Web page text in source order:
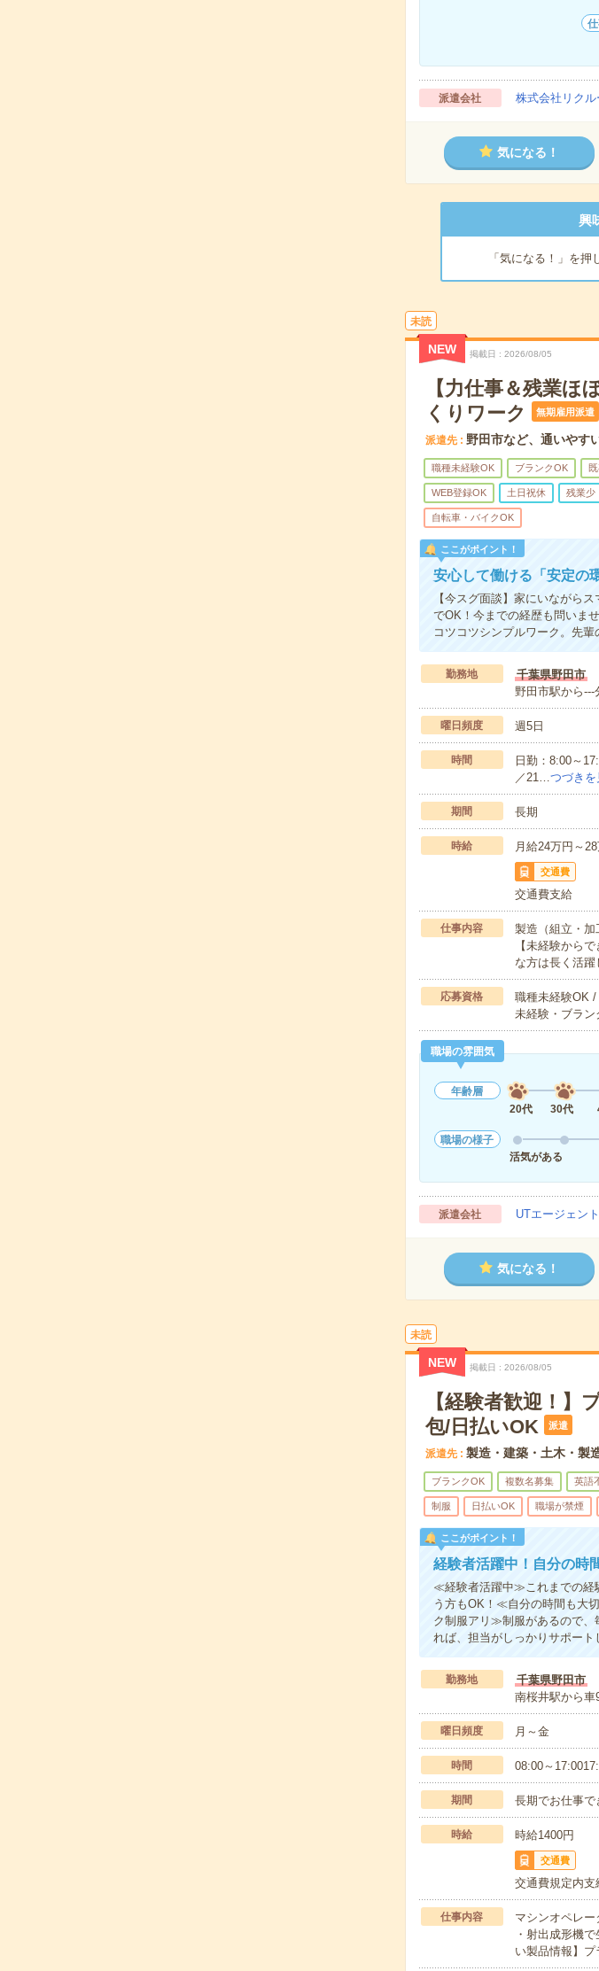
派遣会社 株式会社リク
気になる！
興
「気になる！」を押
未読
NEW 掲載日 2026/08/05
【力仕事＆残業
くりワーク
無期雇用派遣
派遣先 野田市など、通いやす
職種未経験OK ブランクOK
WEB登録OK 土日祝休 残業少
自転車・バイクOK
ここがポイント！
安心して働ける「安定の
【今スグ面談】家にいながら
でOK！今までの経歴も問いま
コツコツシンプルワーク。先
勤務地
千葉県野田市
野田市駅から---
曜日頻度 週5日
時間
日勤：8:00～
／21…つづきを
期間 長期
時給 月給24万円～
交通費
交通費支給
仕事内容
製造（組立・加
【未経験から
な方は長く活
応募資格
職種未経験OK
未経験・ブラ
職場の雰囲気
年齢層
20代
30代
職場の様子
活気がある
派遣会社 UTエージェン
気になる！
未読
NEW 掲載日 2026/08/05
【経験者歓迎！】
包/日払いOK
派遣
派遣先 製造・建築・土木・製
ブランクOK 複数名募集 英語
制服 日払いOK 職場が禁煙
ここがポイント！
経験者活躍中！自分の時
≪経験者活躍中≫これまでの経
う方もOK！≪自分の時間も大
ク制服アリ≫制服があるので
れば、担当がしっかりサポート
勤務地
千葉県野田市
南桜井駅から車
曜日頻度 月～金
時間 08:00～
期間 長期でお仕事で
時給 時給1400円
交通費
交通費規定内支
仕事内容
マシンオペレー
・射出成形機
い製品情報】